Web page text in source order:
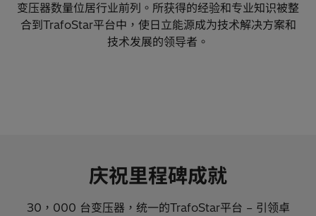
变压器数量位居行业前列。所获得的经验和专业知识被整
合到TrafoStar平台中，使日立能源成为技术解决方案和
技术发展的领导者。
庆祝里程碑成就
30，000 台变压器，统一的TrafoStar平台 – 引领卓